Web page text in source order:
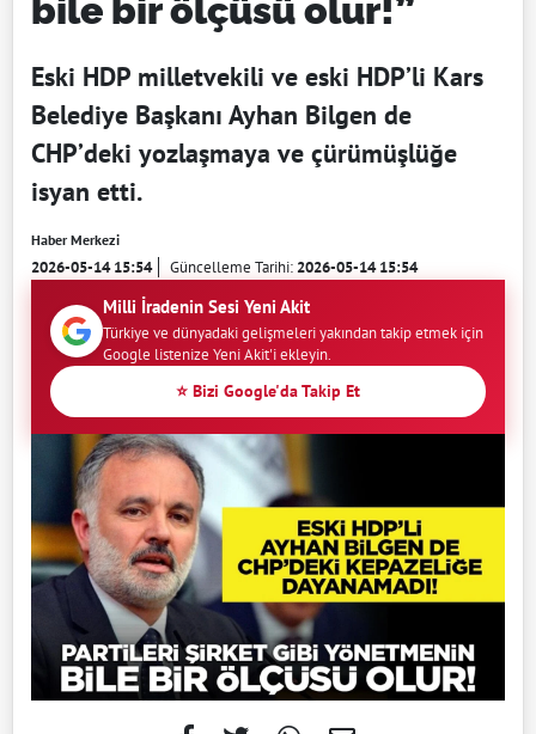
bile bir ölçüsü olur!”
Eski HDP milletvekili ve eski HDP’li Kars
Belediye Başkanı Ayhan Bilgen de
CHP’deki yozlaşmaya ve çürümüşlüğe
isyan etti.
Haber Merkezi
2026-05-14 15:54 Güncelleme Tarihi:2026-05-14 15:54
Milli İradenin Sesi Yeni Akit
Türkiye ve dünyadaki gelişmeleri yakından takip etmek için
Google listenize Yeni Akit'i ekleyin.
⭐ Bizi Google'da Takip Et